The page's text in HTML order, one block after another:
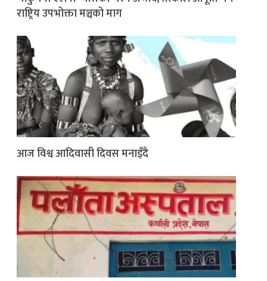
राष्ट्रिय उपभोक्ता मञ्चको माग
आज विश्व आदिवासी दिवस मनाइँदै